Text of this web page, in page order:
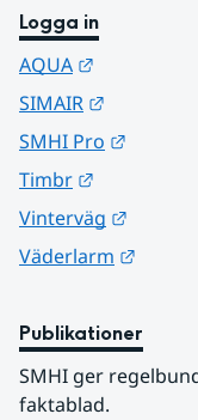
Logga in
AQUA
SIMAIR
SMHI Pro
Timbr
Vinterväg
Väderlarm
Publikationer
SMHI ger
faktablad.